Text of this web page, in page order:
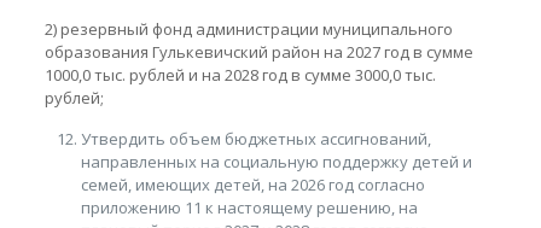
2) резервный фонд администрации муниципального
образования Гулькевичский район на 2027 год в сумме
1000,0 тыс. рублей и на 2028 год в сумме 3000,0 тыс.
рублей;
Утвердить объем бюджетных ассигнований,
направленных на социальную поддержку детей и
семей, имеющих детей, на 2026 год согласно
приложению 11 к настоящему решению, на